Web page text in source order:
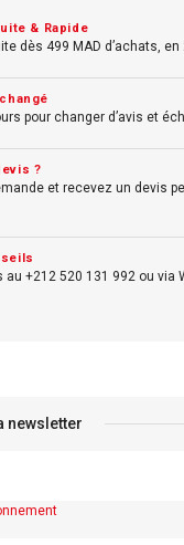
: Jusqu'à 30
couverture
: 483 mm x
Poids : 1,2
: Garantie
& Rapide
dès 499 MAD d’achats,
pour changer d’avis et
?
et recevez un devis
+212 520 131 992 ou via
newsletter